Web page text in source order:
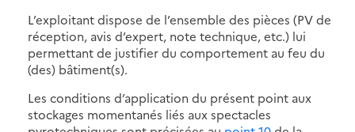
L’exploitant dispose de l’ensemble des pièces (PV de
réception, avis d’expert, note technique, etc.) lui
permettant de justifier du comportement au feu du
(des) bâtiment(s).
Les conditions d’application du présent point aux
stockages momentanés liés aux spectacles